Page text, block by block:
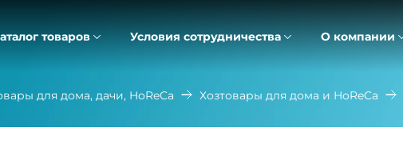
товаров Условия сотрудничества О компании
для дома, дачи, HoReCa Хозтовары для дома и HoReCa